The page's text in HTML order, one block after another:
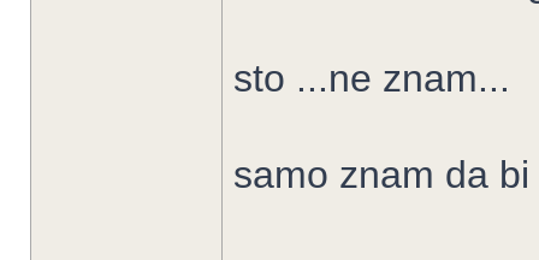
sto ...ne znam...
samo znam da